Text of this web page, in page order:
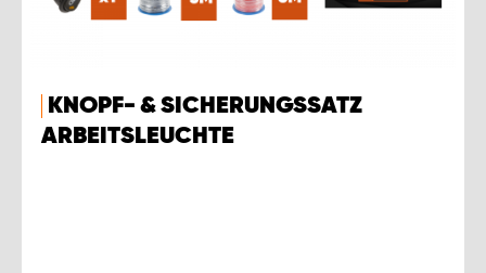
KNOPF- & SICHERUNGSSATZ
ARBEITSLEUCHTE